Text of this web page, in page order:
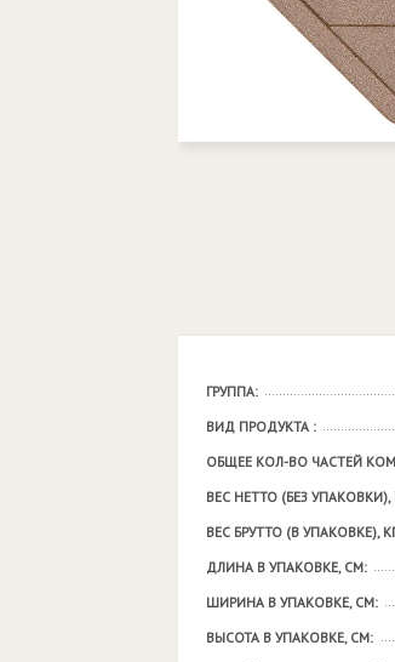
ГРУППА:
ВИД ПРОДУКТА :
ОБЩЕЕ КОЛ-ВО ЧАСТЕЙ
ВЕС НЕТТО (БЕЗ УПАКОВКИ),
ВЕС БРУТТО (В УПАКОВКЕ),
ДЛИНА В УПАКОВКЕ, СМ:
ШИРИНА В УПАКОВКЕ, СМ:
ВЫСОТА В УПАКОВКЕ, СМ: